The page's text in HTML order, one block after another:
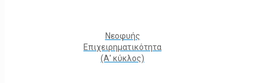
Νεοφυής
Επιχειρηματικότητα
(Α' κύκλος)